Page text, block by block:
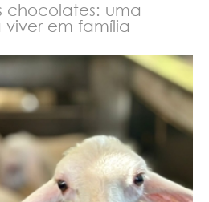
chocolates: uma
em família